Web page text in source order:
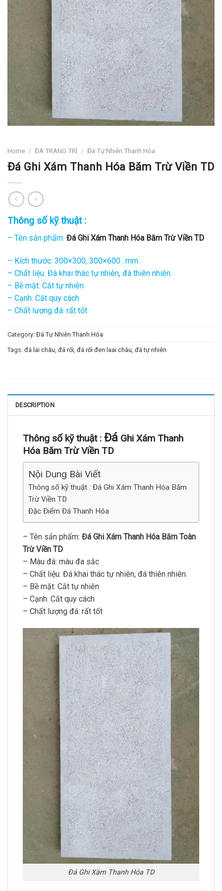
Home / ĐÁ TRANG TRÍ / Đá Tự Nhiên Thanh Hóa
Đá Ghi Xám Thanh Hóa Băm Trừ Viền TD
Thông số kỹ thuật :
– Tên sản phẩm: Đá Ghi Xám Thanh Hóa Băm Trừ Viền TD
– Kích thước: 300×300, 300×600…mm
– Chất liệu: Đá khai thác tự nhiên, đá thiên nhiên.
– Bề mặt: Cắt tự nhiên
– Cạnh: Cắt quy cách
– Chất lượng đá: rất tốt
Category: Đá Tự Nhiên Thanh Hóa
Tags: đá lai châu, đá rối, đá rối đen laai châu, đá tự nhiên
DESCRIPTION
Thông số kỹ thuật : Đá Ghi Xám Thanh
Hóa Băm Trừ Viền TD
Nội Dung Bài Viết
Thông số kỹ thuật : Đá Ghi Xám Thanh Hóa Băm
Trừ Viền TD
Đặc Điểm Đá Thanh Hóa
– Tên sản phẩm: Đá Ghi Xám Thanh Hóa Băm Toàn
Trừ Viền TD
– Màu đá: màu đa sắc
– Chất liệu: Đá khai thác tự nhiên, đá thiên nhiên.
– Bề mặt: Cắt tự nhiên
– Cạnh: Cắt quy cách
– Chất lượng đá: rất tốt
Đá Ghi Xám Thanh Hóa TD